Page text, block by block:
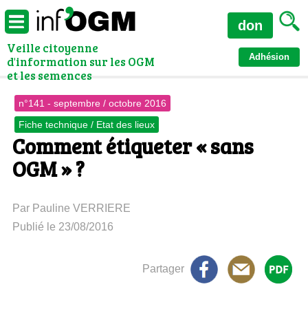
Veille citoyenne
d'information sur les OGM
et les semences
Adhésion
don
n°141 - septembre / octobre 2016
Fiche technique / Etat des lieux
Comment étiqueter « sans
OGM » ?
Par Pauline VERRIERE
Publié le 23/08/2016
Partager